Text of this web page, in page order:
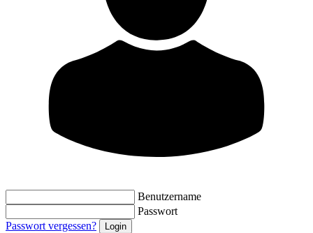
Benutzername
Passwort
Passwort vergessen?